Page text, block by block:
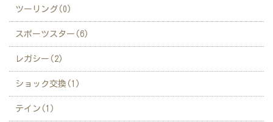
ツーリング(0)
スポーツスター(6)
レガシー(2)
ショック交換(1)
テイン(1)